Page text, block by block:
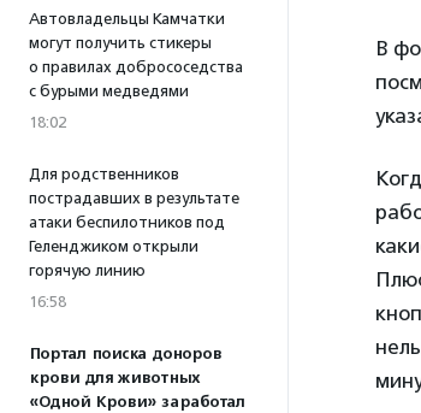
Автовладельцы Камчатки
могут получить стикеры
о правилах добрососедства
с бурыми медведями
18:02
Для родственников
пострадавших в результате
атаки беспилотников под
Геленджиком открыли
горячую линию
16:58
Портал поиска доноров
крови для животных
«Одной Крови» заработал
В